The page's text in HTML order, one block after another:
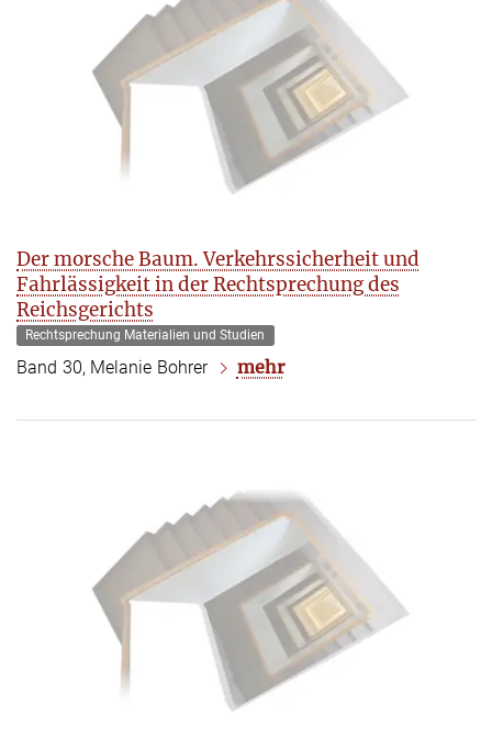
Der morsche Baum. Verkehrssicherheit und
Fahrlässigkeit in der Rechtsprechung des
Reichsgerichts
Rechtsprechung Materialien und Studien
Band 30, Melanie Bohrer mehr